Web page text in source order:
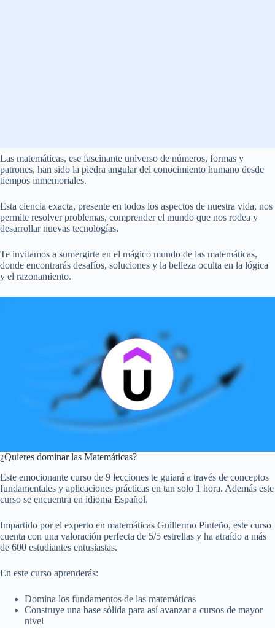
Las matemáticas, ese fascinante universo de números, formas y
patrones, han sido la piedra angular del conocimiento humano desde
tiempos inmemoriales.
Esta ciencia exacta, presente en todos los aspectos de nuestra vida, nos
permite resolver problemas, comprender el mundo que nos rodea y
desarrollar nuevas tecnologías.
Te invitamos a sumergirte en el mágico mundo de las matemáticas,
donde encontrarás desafíos, soluciones y la belleza oculta en la lógica
y el razonamiento.
¿Quieres dominar las Matemáticas?
Este emocionante curso de 9 lecciones te guiará a través de conceptos
fundamentales y aplicaciones prácticas en tan solo 1 hora. Además este
curso se encuentra en idioma Español.
Impartido por el experto en matemáticas Guillermo Pinteño, este curso
cuenta con una valoración perfecta de 5/5 estrellas y ha atraído a más
de 600 estudiantes entusiastas.
En este curso aprenderás:
Domina los fundamentos de las matemáticas
Construye una base sólida para así avanzar a cursos de mayor
nivel